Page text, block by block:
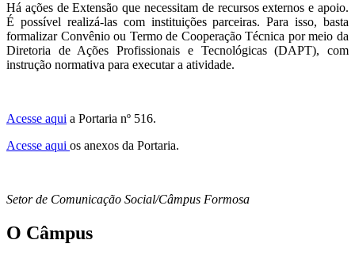
Há ações de Extensão que necessitam de recursos externos e apoio.
É possível realizá-las com instituições parceiras. Para isso, basta
formalizar Convênio ou Termo de Cooperação Técnica por meio da
Diretoria de Ações Profissionais e Tecnológicas (DAPT), com
instrução normativa para executar a atividade.
Acesse aqui a Portaria nº 516.
Acesse aqui os anexos da Portaria.
Setor de Comunicação Social/Câmpus Formosa
O Câmpus